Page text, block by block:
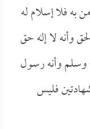
به فلا إسلام له
وأنه لا إله حق
وسلم وأنه رسول
فليس